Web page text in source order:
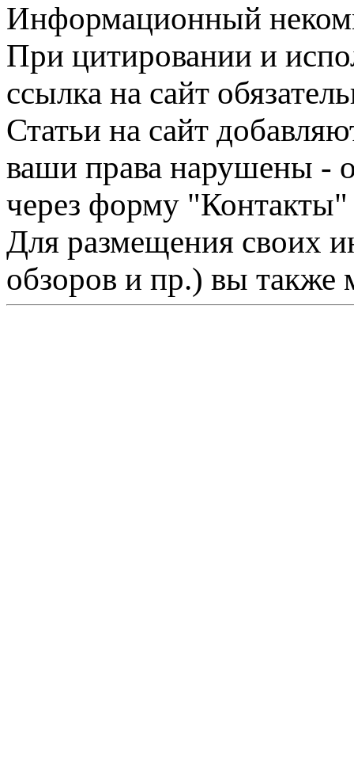
Информационный
При цитировании и
ссылка на сайт
Статьи на сайт
ваши права нарушены -
через форму "Контакты"
Для размещения своих
обзоров и пр.) вы также